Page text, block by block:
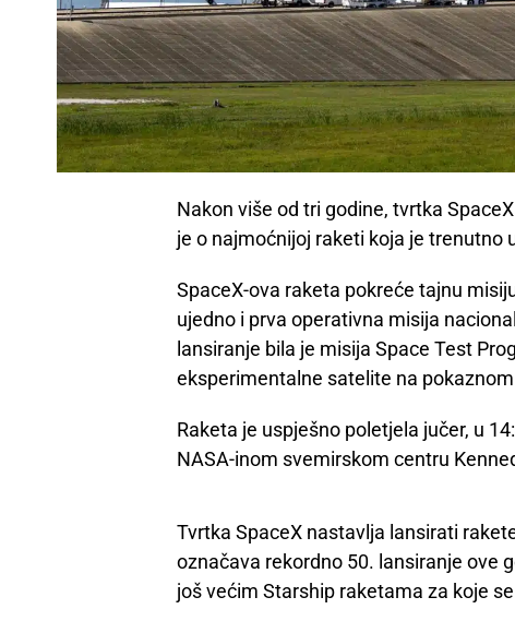
Nakon više od tri godine, tvrtka
je o najmoćnijoj raketi koja je trenutno
SpaceX-ova raketa pokreće tajnu
ujedno i prva operativna misija
lansiranje bila je misija Space Test
eksperimentalne satelite na
Raketa je uspješno poletjela jučer, u
NASA-inom svemirskom centru
Tvrtka SpaceX nastavlja lansirati
označava rekordno 50. lansiranje ove
još većim Starship raketama za koje